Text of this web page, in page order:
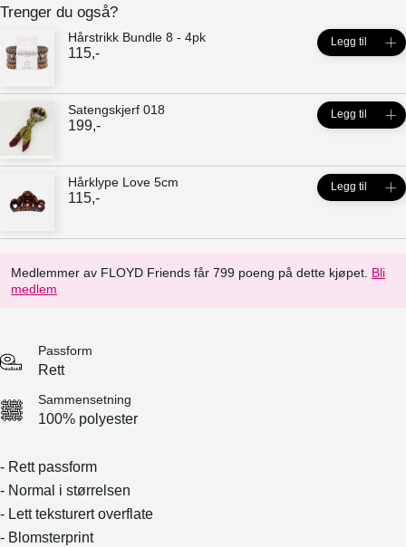
Medlemmer av FLOYD Friends får 799 poeng på dette kjøpet. Bli
medlem
Trenger du også?
Hårstrikk Bundle 8 - 4pk
115,-
Legg til
Satengskjerf 018
199,-
Legg til
Hårklype Love 5cm
115,-
Legg til
Passform
Rett
Sammensetning
100% polyester
- Rett passform
- Normal i størrelsen
- Lett teksturert overflate
- Blomsterprint